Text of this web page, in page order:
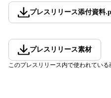
プレスリリース添付資料.
プレスリリース素材
このプレスリリース内で使われてい